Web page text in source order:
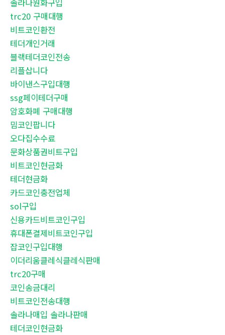
솔라나원화구입
trc20 구매대행
비트코인환전
테더개인거래
블랙테더코인전송
리플삽니다
바이낸스구입대행
ssg페이테더구매
암호화폐 구매대행
밈코인팝니다
오다집수수료
문화상품권비트구입
비트코인현금화
테더현금화
카드코인충전업체
sol구입
신용카드비트코인구입
휴대폰결제비트코인구입
잡코인구입대행
이더리움클레식클레식판매
trc20구매
코인송금대리
비트코인전송대행
솔라나매입 솔라나판매
테더코인현금화